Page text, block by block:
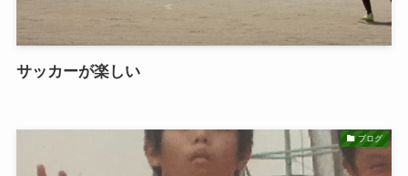
サッカーが楽しい
ブログ